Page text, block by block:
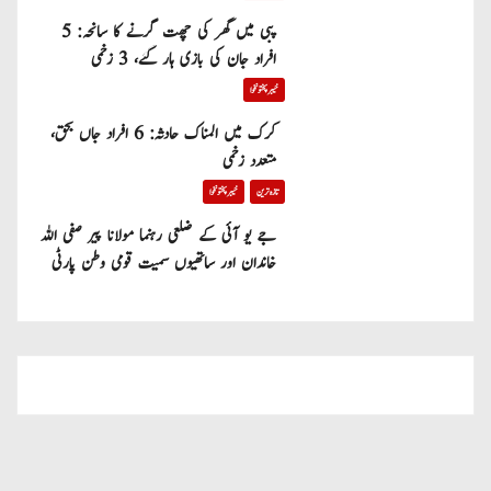
پبی میں گھر کی چھت گرنے کا سانحہ: 5
افراد جان کی بازی ہار گئے، 3 زخمی
خیبر پختونخوا
کرک میں المناک حادثہ: 6 افراد جاں بحق،
متعدد زخمی
تازہ ترین خیبر پختونخوا
جے یو آئی کے ضلعی رہنما مولانا پیر صفی اللہ
خاندان اور ساتھیوں سمیت قومی وطن پارٹی